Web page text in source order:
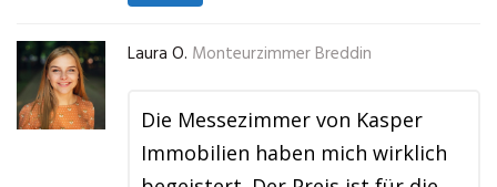
Laura O. Monteurzimmer Breddin
Die Messezimmer von Kasper
Immobilien haben mich wirklich